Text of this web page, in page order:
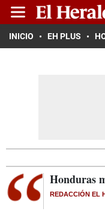
INICIO EH PLUS
Honduras
REDACCIÓN EL